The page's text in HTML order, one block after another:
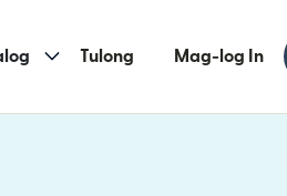
Tulong Mag-log In
sa bagong window)